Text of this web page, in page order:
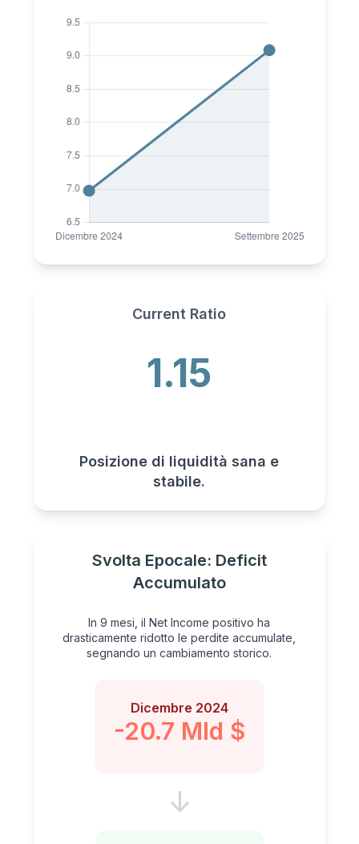
Current Ratio
1.15
Posizione di liquidità sana e
stabile.
Svolta Epocale: Deficit
Accumulato
In 9 mesi, il Net Income positivo ha
drasticamente ridotto le perdite accumulate,
segnando un cambiamento storico.
Dicembre 2024
-20.7 Mld $
↓